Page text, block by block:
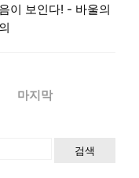
이 보인다! - 바울의
마지막
검색